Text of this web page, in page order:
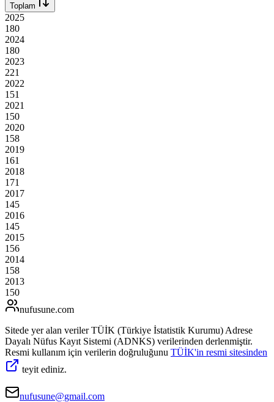
Toplam
2025
180
2024
180
2023
221
2022
151
2021
150
2020
158
2019
161
2018
171
2017
145
2016
145
2015
156
2014
158
2013
150
nufusune.com
Sitede yer alan veriler TÜİK (Türkiye İstatistik Kurumu) Adrese
Dayalı Nüfus Kayıt Sistemi (ADNKS) verilerinden derlenmiştir.
Resmi kullanım için verilerin doğruluğunu TÜİK'in resmi sitesinden
teyit ediniz.
nufusune@gmail.com